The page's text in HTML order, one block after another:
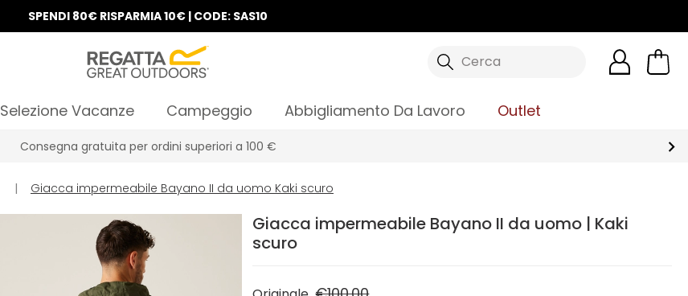
SPENDI 80€ RISPARMIA 10€ | CODE: SAS10
Cerca
Selezione Vacanze Campeggio Abbigliamento Da Lavoro Outlet
Consegna gratuita per ordini superiori a 100 €
| Giacca impermeabile Bayano II da uomo Kaki scuro
Giacca impermeabile Bayano II da uomo | Kaki
scuro